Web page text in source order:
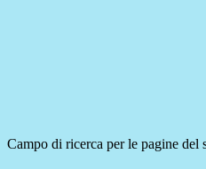
Campo di ricerca per le pagine del